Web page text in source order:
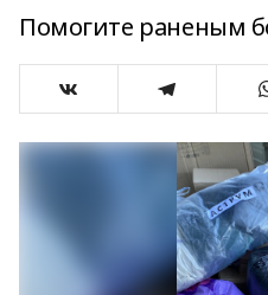
Помогите раненым